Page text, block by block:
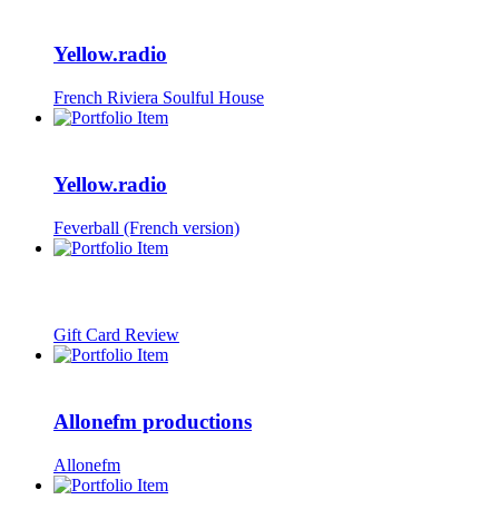
Yellow.radio
French Riviera Soulful House
Yellow.radio
Feverball (French version)
Gift Card Review
Allonefm productions
Allonefm